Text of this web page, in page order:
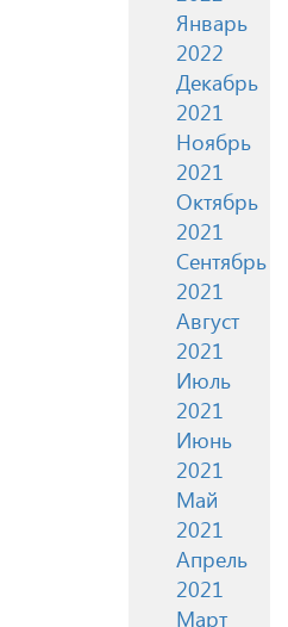
Январь
2022
Декабрь
2021
Ноябрь
2021
Октябрь
2021
Сентябрь
2021
Август
2021
Июль
2021
Июнь
2021
Май
2021
Апрель
2021
Март